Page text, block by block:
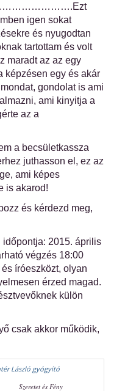
igen sokat
és nyugodtan
tartottam és volt
maradt az az egy
képzésen egy és akár
gondolat is ami
ami kinyitja a
az a
a becsületkassza
juthasson el, ez az
ami képes
is akarod!
és kérdezd meg,
időpontja: 2015. április
végzés 18:00
íróeszközt, olyan
érzed magad.
külön
csak akkor működik,
Szeretet és Fény